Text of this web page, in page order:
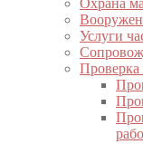
Услуги
Проверка